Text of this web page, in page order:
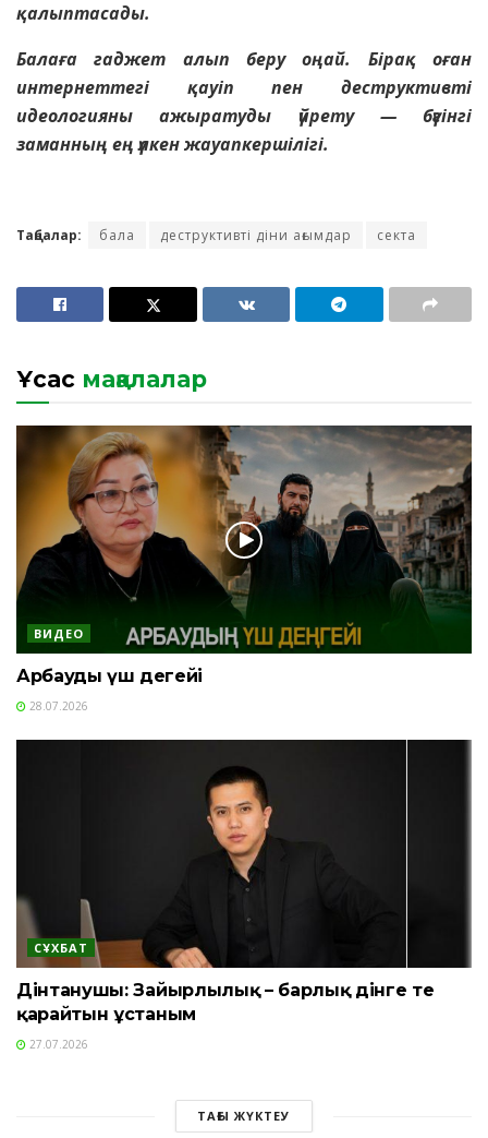
қалыптасады.
Балаға гаджет алып беру оңай. Бірақ оған
интернеттегі қауіп пен деструктивті
идеологияны ажыратуды үйрету — бүгінгі
заманның ең үлкен жауапкершілігі.
Таңбалар: бала деструктивті діни ағымдар секта
Ұқсас мақалалар
ВИДЕО
Арбаудың үш деңгейі
28.07.2026
СҰХБАТ
Дінтанушы: Зайырлылық – барлық дінге тең
қарайтын ұстаным
27.07.2026
ТАҒЫ ЖҮКТЕУ